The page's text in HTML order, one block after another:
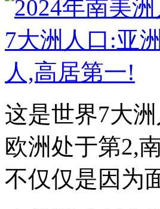
这是世界7大
欧洲处于第2,
不仅仅是因为